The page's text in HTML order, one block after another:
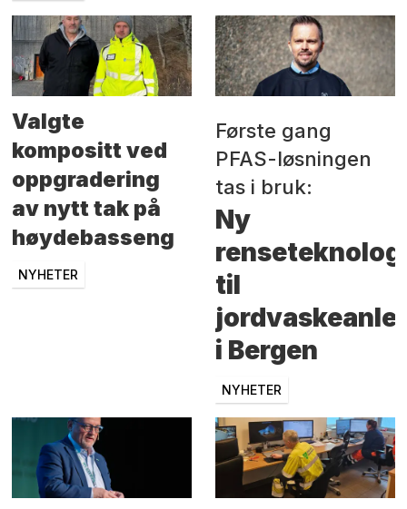
Valgte
kompositt ved
oppgradering
av nytt tak på
høydebasseng
NYHETER
Første gang
PFAS-løsningen
tas i bruk:
Ny
til
i Bergen
NYHETER